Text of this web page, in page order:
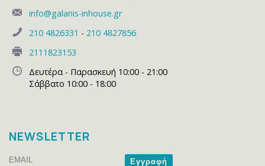
info@galanis-inhouse.gr
210 4826331 - 210 4827856
2111823153
Δευτέρα - Παρασκευή 10:00 - 21:00
Σάββατο 10:00 - 18:00
NEWSLETTER
Email
Name